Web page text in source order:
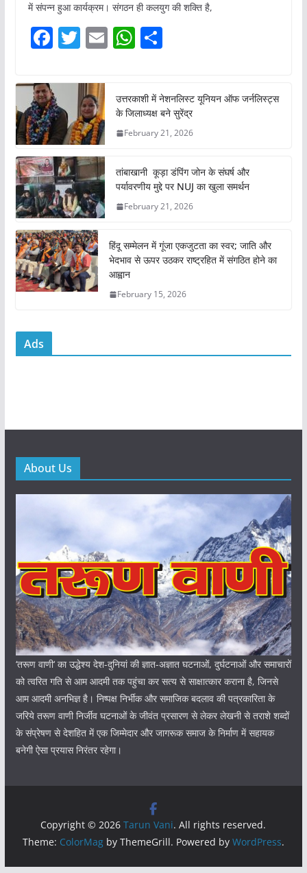
में संपन्न हुआ कार्यक्रम। संगठन ही कलयुग की शक्ति है,
F
c
e
b
o
o
k
T
itt
er
E W
s
A
p
S
e
उत्तरकाशी में नेशनलिस्ट यूनियन ऑफ जर्नलिस्ट्स
के जिलाध्यक्ष बने सुरेंद्र
February 21, 2026
तांबाखानी कूड़ा डंपिंग जोन के संघर्ष और
पर्यावरणीय मुद्दे पर NUJ का खुला समर्थन
February 21, 2026
हिंदू सम्मेलन में गूंजा एकजुटता का स्वर; जाति और
भेदभाव से ऊपर उठकर राष्ट्रहित में संगठित होने का
आह्वान
February 15, 2026
Ads
About Us
‘तरूण वाणी‘ का उद्धेश्य देश-दुनियां की ज्ञात-अज्ञात घटनाओं, दुर्घटनाओं और समाचारों
को त्वरित गति से आम आदमी तक पहुंचा कर सत्य से साक्षात्कार कराना है, जिनसे
आम आदमी अनभिज्ञ है। निष्पक्ष निर्भीक और समाजिक बदलाव की पत्रकारिता के
जरिये तरूण वाणी निर्जीव घटनाओं के जीवंत प्रसारण से लेकर लेखनी से तराशे शब्दों
के संप्रेषण से देशहित में एक जिम्मेदार और जागरूक समाज के निर्माण में सहायक
बनेगी ऐसा प्रयास निरंतर रहेगा।
Copyright © 2026Tarun Vani. All rights reserved.
Theme: ColorMagby ThemeGrill. Powered by WordPress.